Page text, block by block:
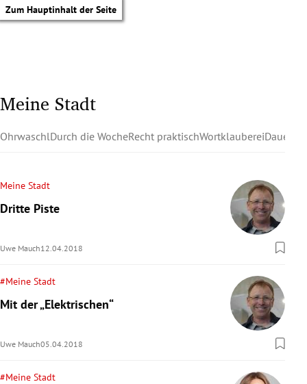
Zum Hauptinhalt der Seite
Untermenü
Meine Stadt
OhrwaschlDurch die WocheRecht praktischWortklauberei
Meine Stadt
Dritte Piste
Uwe Mauch12.04.2018
#Meine Stadt
Mit der „Elektrischen“
Uwe Mauch05.04.2018
#Meine Stadt